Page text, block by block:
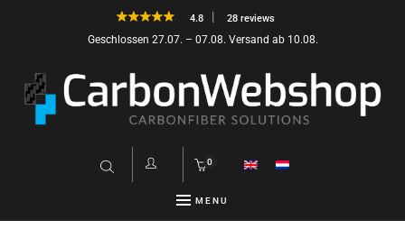
4.8 28 reviews
Geschlossen 27.07. – 07.08. Versand ab 10.08.
0
MENU